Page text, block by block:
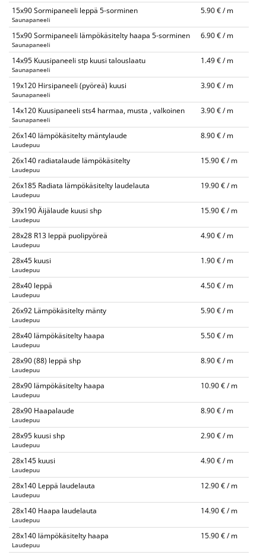
15x90 Sormipaneeli leppä 5-sorminen
Saunapaneeli
5.90 € / m
15x90 Sormipaneeli lämpökäsitelty haapa 5-sorminen
Saunapaneeli
6.90 € / m
14x95 Kuusipaneeli stp kuusi talouslaatu
Saunapaneeli
1.49 € / m
19x120 Hirsipaneeli (pyöreä) kuusi
Saunapaneeli
3.90 € / m
14x120 Kuusipaneeli sts4 harmaa, musta , valkoinen
Saunapaneeli
3.90 € / m
26x140 lämpökäsitelty mäntylaude
Laudepuu
8.90 € / m
26x140 radiatalaude lämpökäsitelty
Laudepuu
15.90 € / m
26x185 Radiata lämpökäsitelty laudelauta
Laudepuu
19.90 € / m
39x190 Äijälaude kuusi shp
Laudepuu
15.90 € / m
28x28 R13 leppä puolipyöreä
Laudepuu
4.90 € / m
28x45 kuusi
Laudepuu
1.90 € / m
28x40 leppä
Laudepuu
4.50 € / m
26x92 Lämpökäsitelty mänty
Laudepuu
5.90 € / m
28x40 lämpökäsitelty haapa
Laudepuu
5.50 € / m
28x90 (88) leppä shp
Laudepuu
8.90 € / m
28x90 lämpökäsitelty haapa
Laudepuu
10.90 € / m
28x90 Haapalaude
Laudepuu
8.90 € / m
28x95 kuusi shp
Laudepuu
2.90 € / m
28x145 kuusi
Laudepuu
4.90 € / m
28x140 Leppä laudelauta
Laudepuu
12.90 € / m
28x140 Haapa laudelauta
Laudepuu
14.90 € / m
28x140 lämpökäsitelty haapa
Laudepuu
15.90 € / m